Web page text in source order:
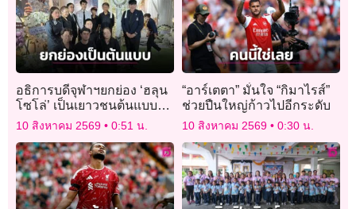
อธิการบดีจุฬาฯยกย่อง ‘ฮลุน
โซโล่’ เป็นเยาวชนต้นแบบ
อย่างให้กับสังคม
10 สิงหาคม 2569 0:51 น.
“อาร์เตตา” มั่นใจ “กิมาไรส์”
ช่วยปืนใหญ่ก้าวไปอีกระดับ
10 สิงหาคม 2569 0:30 น.